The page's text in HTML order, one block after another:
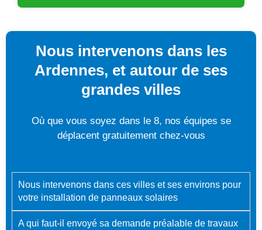
Nous intervenons dans les
Ardennes, et autour de ses
grandes villes
Où que vous soyez dans le 8, nos équipes se
déplacent gratuitement chez-vous
Nous intervenons dans ces villes et ses environs pour
votre installation de panneaux solaires
A qui faut-il envoyé sa demande préalable de travaux